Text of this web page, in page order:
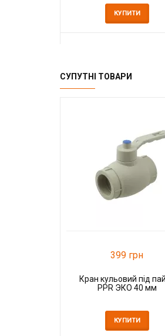
КУПИТИ
СУПУТНІ ТОВАРИ
399 грн
Кран кульовий під
PPR ЭКО 40 мм
КУПИТИ